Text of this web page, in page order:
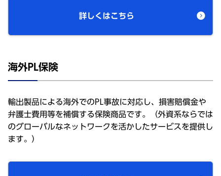
詳しくはこちら
海外PL保険
輸出製品による海外でのPL事故に対応し、損害賠償金や
弁護士費用等を補償する保険商品です。（外資系ならでは
のグローバルなネットワークを活かしたサービスを提供し
ます。）